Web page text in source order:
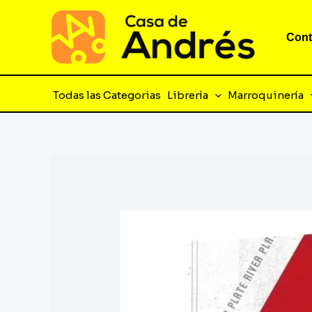
contenido
Todas las Categorias Librería Marroquinería